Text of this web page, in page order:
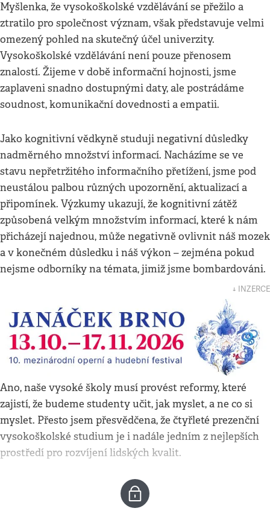
Myšlenka, že vysokoškolské vzdělávání se přežilo a
ztratilo pro společnost význam, však představuje velmi
omezený pohled na skutečný účel univerzity.
Vysokoškolské vzdělávání není pouze přenosem
znalostí. Žijeme v době informační hojnosti, jsme
zaplaveni snadno dostupnými daty, ale postrádáme
soudnost, komunikační dovednosti a empatii.
Jako kognitivní vědkyně studuji negativní důsledky
nadměrného množství informací. Nacházíme se ve
stavu nepřetržitého informačního přetížení, jsme pod
neustálou palbou různých upozornění, aktualizací a
připomínek. Výzkumy ukazují, že kognitivní zátěž
způsobená velkým množstvím informací, které k nám
přicházejí najednou, může negativně ovlivnit náš mozek
a v konečném důsledku i náš výkon – zejména pokud
nejsme odborníky na témata, jimiž jsme bombardováni.
↓ INZERCE
Ano, naše vysoké školy musí provést reformy, které
zajistí, že budeme studenty učit, jak myslet, a ne co si
myslet. Přesto jsem přesvědčena, že čtyřleté prezenční
vysokoškolské studium je i nadále jedním z nejlepších
prostředí pro rozvíjení lidských kvalit.